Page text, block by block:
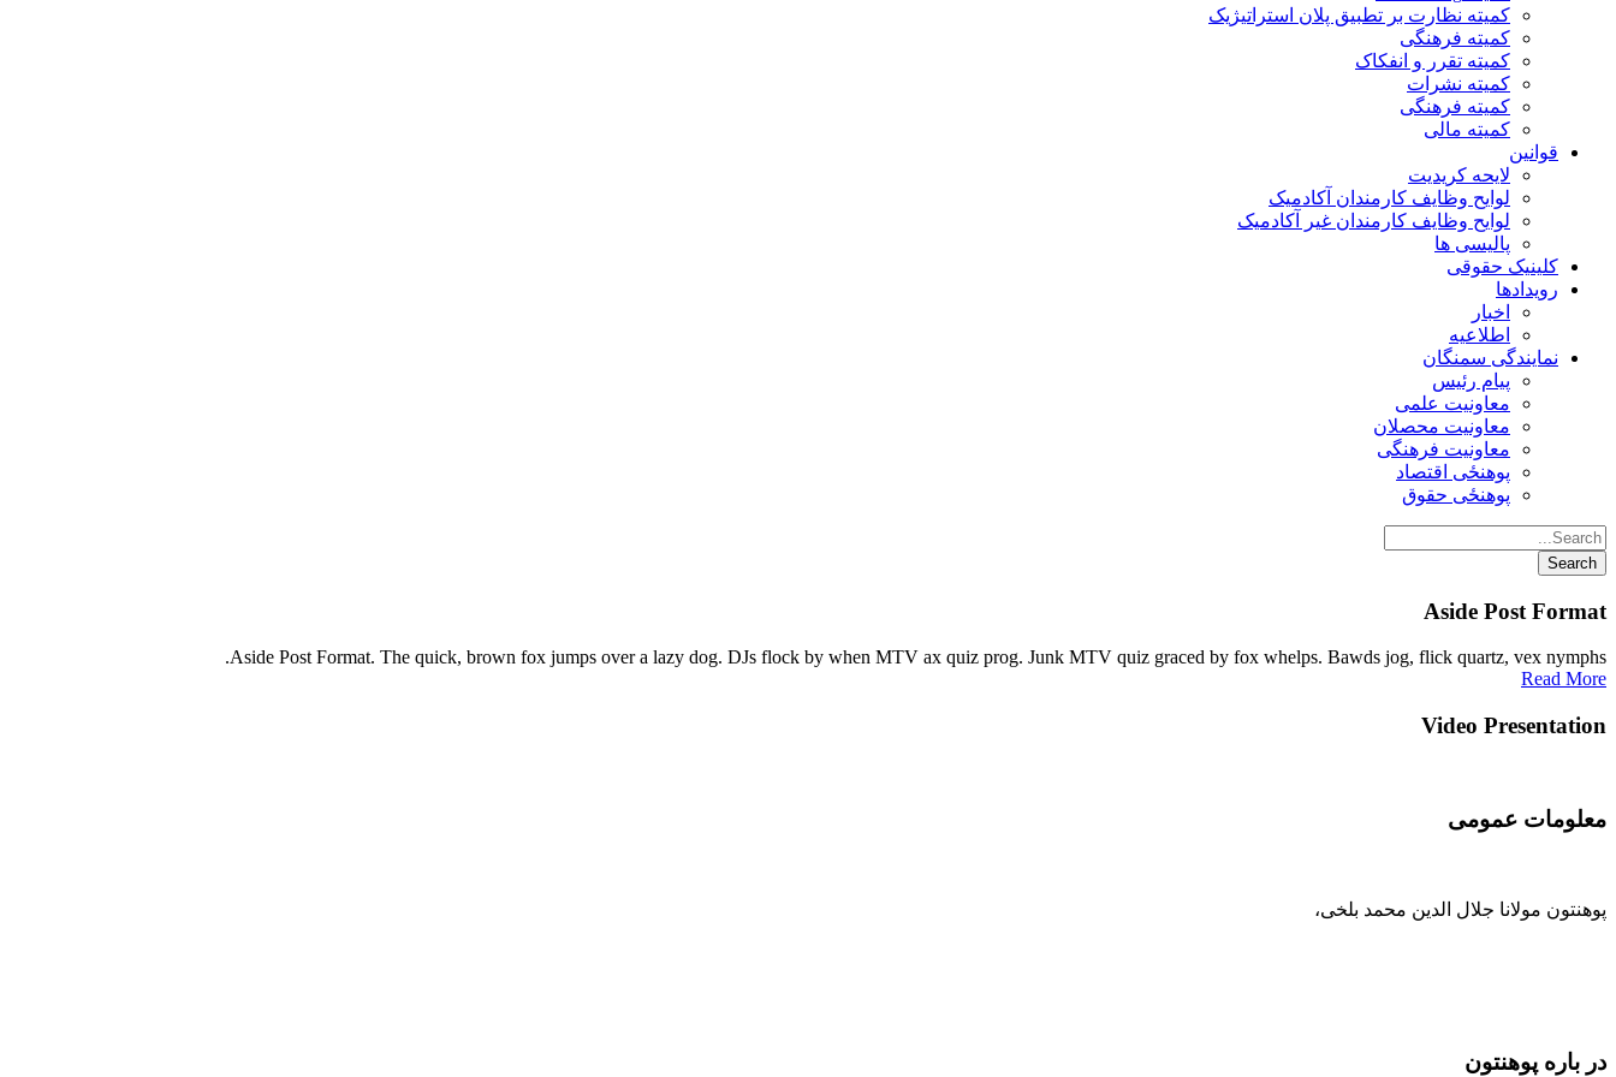
کمیته نظارت بر تطبیق پلان استراتیژیک
کمیته فرهنگی
کمیته تقرر و انفکاک
کمیته نشرات
کمیته فرهنگی
کمیته مالی
قوانین
لایحه کریدیت
لوایح وظایف کارمندان آکادمیک
لوایح وظایف کارمندان غیر آکادمیک
پالیسی ها
کلینیک حقوقی
رویدادها
اخبار
اطلاعیه
نمایندگی سمنگان
پیام رئیس
معاونیت علمی
معاونیت محصلان
معاونیت فرهنگی
پوهنځی اقتصاد
پوهنځی حقوق
Aside Post Format
Aside Post Format. The quick, brown fox jumps over a lazy dog. DJs flock by when MTV ax quiz prog. Junk MTV quiz graced by fox whelps. Bawds jog, flick quartz, vex nymphs.
Read More
Video Presentation
معلومات عمومی
پوهنتون مولانا جلال الدین محمد بلخی،
در باره‌ پوهنتون